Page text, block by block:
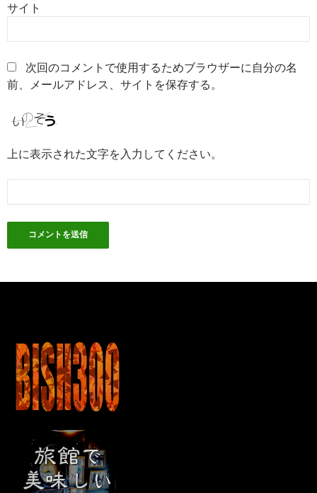
サイト
次回のコメントで使用するためブラウザーに自分の名
前、メールアドレス、サイトを保存する。
上に表示された文字を入力してください。